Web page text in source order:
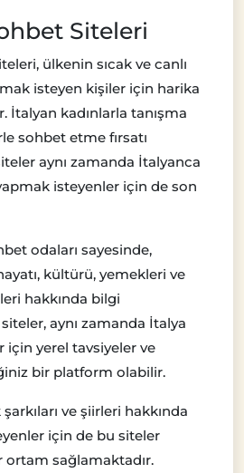
Siteleri
ülkenin sıcak ve canlı
isteyen kişiler için harika
İtalyan kadınlarla tanışma
sohbet etme fırsatı
aynı zamanda İtalyanca
isteyenler için de son
odaları sayesinde,
kültürü, yemekleri ve
hakkında bilgi
aynı zamanda İtalya
için yerel tavsiyeler ve
bir platform olabilir.
ve şiirleri hakkında
için de bu siteler
sağlamaktadır.